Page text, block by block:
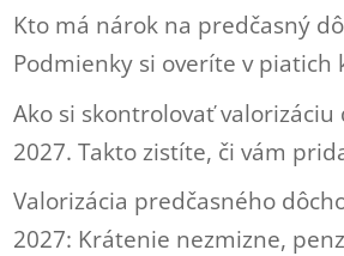
Kto má nárok na predčasný
Podmienky si overíte v piatich
Ako si skontrolovať valorizáciu
2027. Takto zistíte, či vám
Valorizácia predčasného
2027: Krátenie nezmizne,